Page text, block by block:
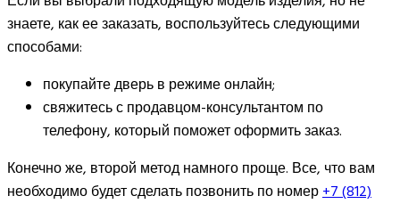
знаете, как ее заказать, воспользуйтесь следующими
способами:
покупайте дверь в режиме онлайн;
свяжитесь с продавцом-консультантом по
телефону, который поможет оформить заказ.
Конечно же, второй метод намного проще. Все, что вам
необходимо будет сделать позвонить по номер+7 (812)